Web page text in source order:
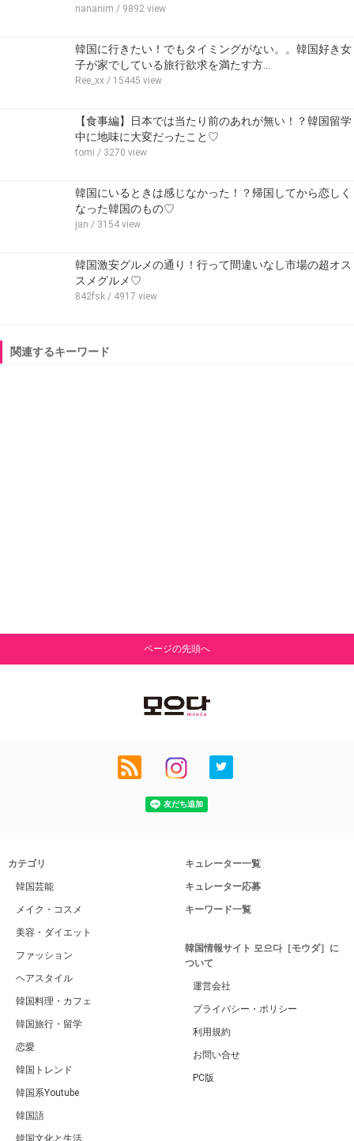
nananim / 9892 view
韓国に行きたい！でもタイミングがない。。韓国好き女
子が家でしている旅行欲求を満たす方…
Ree_xx / 15445 view
【食事編】日本では当たり前のあれが無い！？韓国留学
中に地味に大変だったこと♡
tomi / 3270 view
韓国にいるときは感じなかった！？帰国してから恋しく
なった韓国のもの♡
jan / 3154 view
韓国激安グルメの通り！行って間違いなし市場の超オス
スメグルメ♡
842fsk / 4917 view
関連するキーワード
ページの先頭へ
カテゴリ
韓国芸能
メイク・コスメ
美容・ダイエット
ファッション
ヘアスタイル
韓国料理・カフェ
韓国旅行・留学
恋愛
韓国トレンド
韓国系Youtube
韓国語
韓国文化と生活
キュレーター一覧
キュレーター応募
キーワード一覧
韓国情報サイト 모으다［モウダ］に
ついて
運営会社
プライバシー・ポリシー
利用規約
お問い合せ
PC版